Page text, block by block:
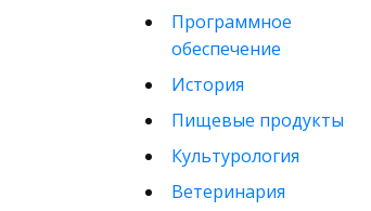
Программное
обеспечение
История
Пищевые продукты
Культурология
Ветеринария